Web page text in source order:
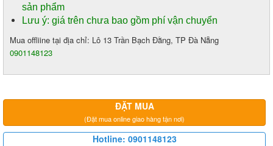
sản phẩm
Lưu ý: giá trên chưa bao gồm phí vận chuyển
Mua offliine tại địa chỉ: Lô 13 Trần Bạch Đằng, TP Đà Nẵng
0901148123
ĐẶT MUA
(Đặt mua online giao hàng tận nơi)
Hotline: 0901148123